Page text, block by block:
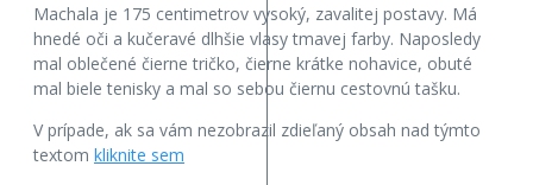
Machala je 175 centimetrov vysoký, zavalitej postavy. Má
hnedé oči a kučeravé dlhšie vlasy tmavej farby. Naposledy
mal oblečené čierne tričko, čierne krátke nohavice, obuté
mal biele tenisky a mal so sebou čiernu cestovnú tašku.
V prípade, ak sa vám nezobrazil zdieľaný obsah nad týmto
textom kliknite sem